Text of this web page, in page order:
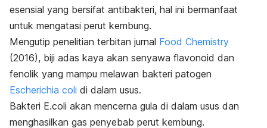
esensial yang bersifat antibakteri, hal ini bermanfaat
untuk mengatasi perut kembung.
Mengutip penelitian terbitan jurnal Food Chemistry
(2016), biji adas kaya akan senyawa flavonoid dan
fenolik yang mampu melawan bakteri patogen
Escherichia coli di dalam usus.
Bakteri E.coli akan mencerna gula di dalam usus dan
menghasilkan gas penyebab perut kembung.